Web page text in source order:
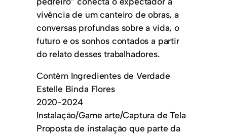
vivência de um canteiro de obras, a
conversas profundas sobre a vida, o
futuro e os sonhos contados a partir
do relato desses trabalhadores.
Contém Ingredientes de Verdade
Estelle Binda Flores
2020-2024
Instalação/Game arte/Captura de Tela
Proposta de instalação que parte da